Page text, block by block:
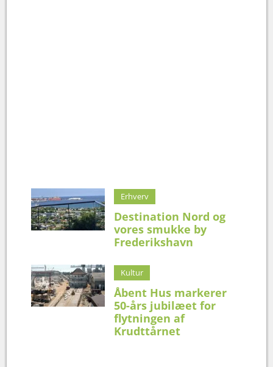
Erhverv
Destination Nord og
vores smukke by
Frederikshavn
Kultur
Åbent Hus markerer
50-års jubilæet for
flytningen af
Krudttårnet